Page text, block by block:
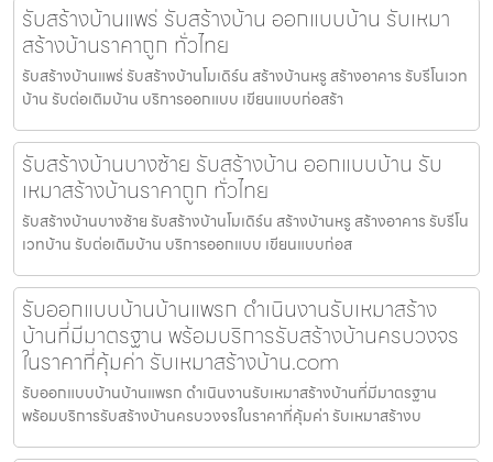
รับสร้างบ้านแพร่ รับสร้างบ้าน ออกแบบบ้าน รับเหมา
สร้างบ้านราคาถูก ทั่วไทย
รับสร้างบ้านแพร่ รับสร้างบ้านโมเดิร์น สร้างบ้านหรู สร้างอาคาร รับรีโนเวท
บ้าน รับต่อเติมบ้าน บริการออกแบบ เขียนแบบก่อสร้า
รับสร้างบ้านบางซ้าย รับสร้างบ้าน ออกแบบบ้าน รับ
เหมาสร้างบ้านราคาถูก ทั่วไทย
รับสร้างบ้านบางซ้าย รับสร้างบ้านโมเดิร์น สร้างบ้านหรู สร้างอาคาร รับรีโน
เวทบ้าน รับต่อเติมบ้าน บริการออกแบบ เขียนแบบก่อส
รับออกแบบบ้านบ้านแพรก ดำเนินงานรับเหมาสร้าง
บ้านที่มีมาตรฐาน พร้อมบริการรับสร้างบ้านครบวงจร
ในราคาที่คุ้มค่า รับเหมาสร้างบ้าน.com
รับออกแบบบ้านบ้านแพรก ดำเนินงานรับเหมาสร้างบ้านที่มีมาตรฐาน
พร้อมบริการรับสร้างบ้านครบวงจรในราคาที่คุ้มค่า รับเหมาสร้างบ